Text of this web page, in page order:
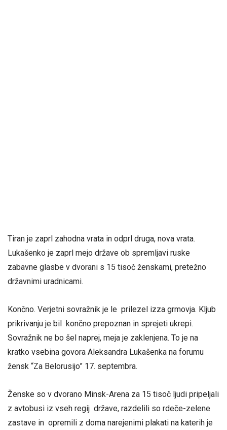
Tiran je zaprl zahodna vrata in odprl druga, nova vrata.
Lukašenko je zaprl mejo države ob spremljavi ruske
zabavne glasbe v dvorani s 15 tisoč ženskami, pretežno
državnimi uradnicami.
Končno. Verjetni sovražnik je le prilezel izza grmovja. Kljub
prikrivanju je bil končno prepoznan in sprejeti ukrepi.
Sovražnik ne bo šel naprej, meja je zaklenjena. To je na
kratko vsebina govora Aleksandra Lukašenka na forumu
žensk “Za Belorusijo” 17. septembra.
Ženske so v dvorano Minsk-Arena za 15 tisoč ljudi pripeljali
z avtobusi iz vseh regij države, razdelili so rdeče-zelene
zastave in opremili z doma narejenimi plakati na katerih je